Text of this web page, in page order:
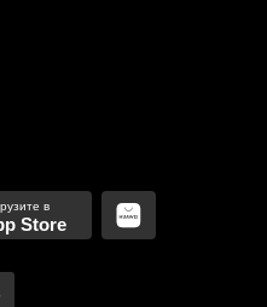
Store